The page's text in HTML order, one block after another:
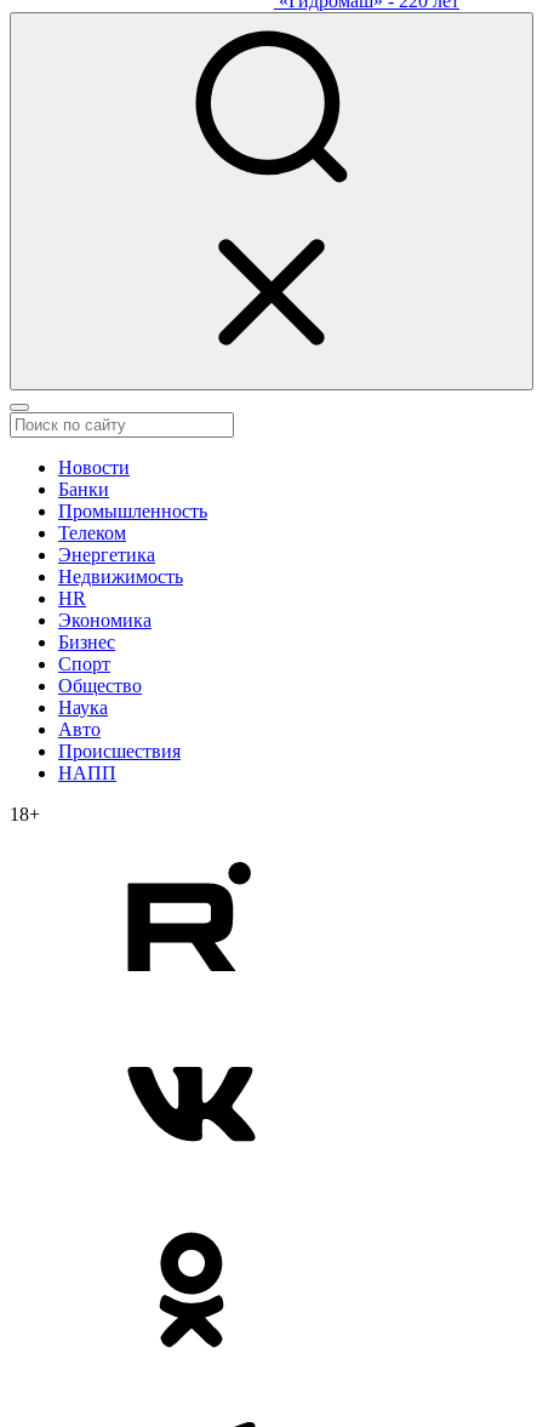
Новости
Банки
Промышленность
Телеком
Энергетика
Недвижимость
HR
Экономика
Бизнес
Спорт
Общество
Наука
Авто
Происшествия
НАПП
18+